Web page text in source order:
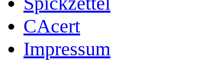
CAcert
Impressum